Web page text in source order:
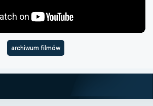
archiwum filmów